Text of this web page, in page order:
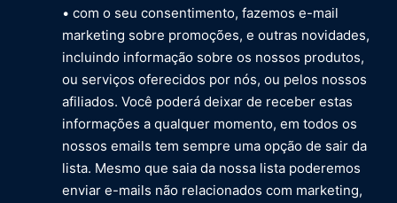
• com o seu consentimento, fazemos e-mail
marketing sobre promoções, e outras novidades,
incluindo informação sobre os nossos produtos,
ou serviços oferecidos por nós, ou pelos nossos
afiliados. Você poderá deixar de receber estas
informações a qualquer momento, em todos os
nossos emails tem sempre uma opção de sair da
lista. Mesmo que saia da nossa lista poderemos
enviar e-mails não relacionados com marketing,